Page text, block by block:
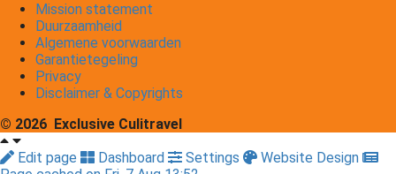
Mission statement
Duurzaamheid
Algemene voorwaarden
Garantietegeling
Privacy
Disclaimer & Copyrights
© 2026 Exclusive Culitravel
Edit page
Dashboard Settings
Website Design